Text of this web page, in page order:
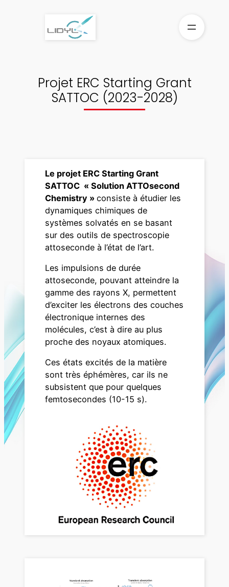
Projet ERC Starting Grant
SATTOC (2023-2028)
Le projet ERC Starting Grant
SATTOC « Solution ATTOsecond
Chemistry » consiste à étudier les
dynamiques chimiques de
systèmes solvatés en se basant
sur des outils de spectroscopie
attoseconde à l’état de l’art.
Les impulsions de durée
attoseconde, pouvant atteindre la
gamme des rayons X, permettent
d’exciter les électrons des couches
électronique internes des
molécules, c’est à dire au plus
proche des noyaux atomiques.
Ces états excités de la matière
sont très éphémères, car ils ne
subsistent que pour quelques
femtosecondes (10-15 s).